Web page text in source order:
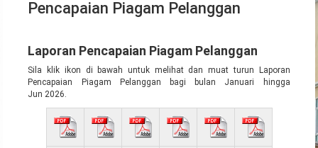
Pencapaian Piagam Pelanggan
Laporan Pencapaian Piagam Pelanggan
Sila klik ikon di bawah untuk melihat dan muat turun Laporan
Pencapaian Piagam Pelanggan bagi bulan Januari hingga
Jun 2026.